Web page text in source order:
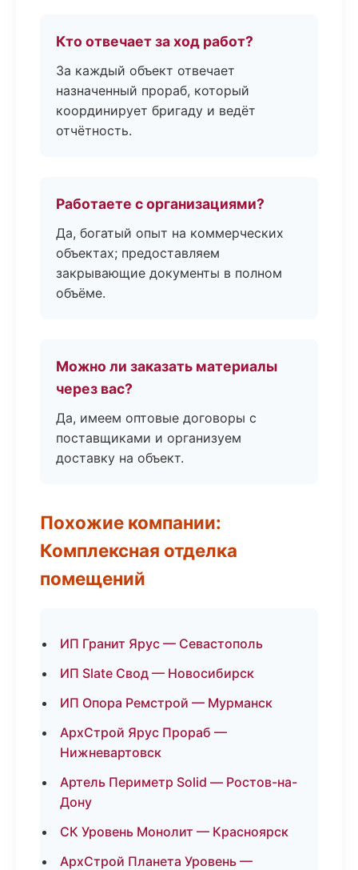
Кто отвечает за ход работ?
За каждый объект отвечает
назначенный прораб, который
координирует бригаду и ведёт
отчётность.
Работаете с организациями?
Да, богатый опыт на коммерческих
объектах; предоставляем
закрывающие документы в полном
объёме.
Можно ли заказать материалы
через вас?
Да, имеем оптовые договоры с
поставщиками и организуем
доставку на объект.
Похожие компании:
Комплексная отделка
помещений
ИП Гранит Ярус — Севастополь
ИП Slate Свод — Новосибирск
ИП Опора Ремстрой — Мурманск
АрхСтрой Ярус Прораб —
Нижневартовск
Артель Периметр Solid — Ростов-на-
Дону
СК Уровень Монолит — Красноярск
АрхСтрой Планета Уровень —